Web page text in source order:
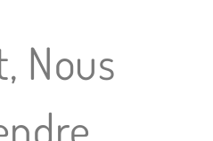
Nous